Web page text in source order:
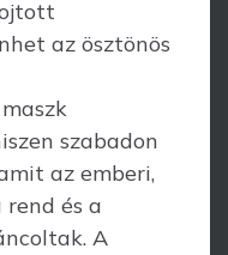
az ösztönös
szabadon
az emberi,
rend és a
A